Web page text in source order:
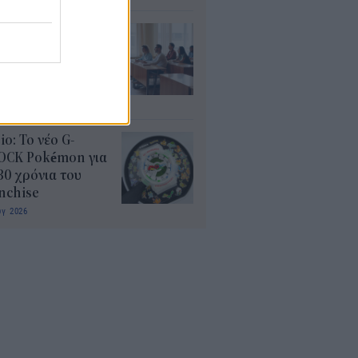
για 5.017
Το νέο G-
Pokémon για
χρόνια του
2026